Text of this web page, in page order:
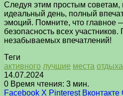
Следуя этим простым советам,
идеальный день, полный
эмоций. Помните, что главное
безопасность всех
незабываемых впечатлений!
Теги
активного лучшие места отдыха
14.07.2024
0 Время чтения: 3 мин.
Facebook X Pinterest Вконтакте